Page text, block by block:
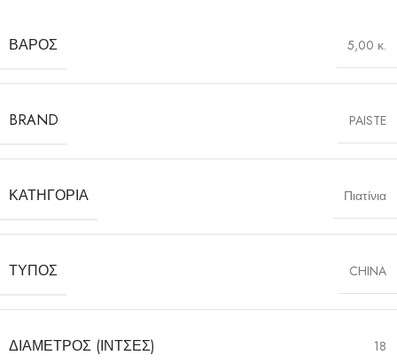
ΒΆΡΟΣ 5,00 κ.
BRAND PAISTE
ΚΑΤΗΓΟΡΊΑ Πιατίνια
ΤΎΠΟΣ CHINA
ΔΙΆΜΕΤΡΟΣ (ΊΝΤΣΕΣ) 18